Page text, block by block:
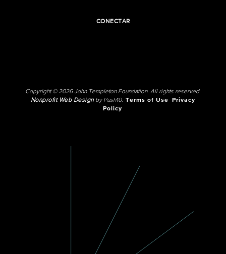
CONECTAR
Copyright © 2026 John Templeton Foundation. All rights reserved.
Nonprofit Web Designby Push10. Terms of Use
Privacy
Policy